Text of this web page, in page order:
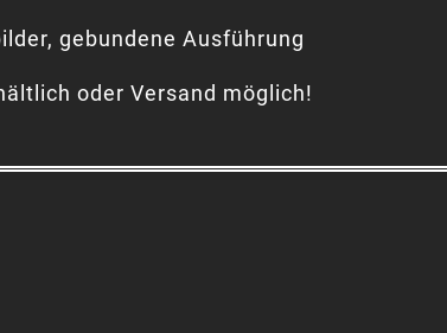
gebundene Ausführung
oder Versand möglich!